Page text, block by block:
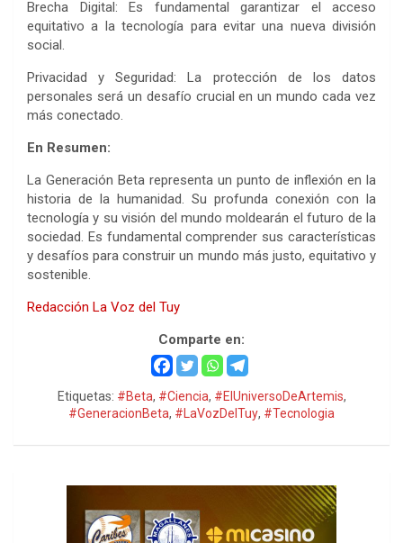
Brecha Digital: Es fundamental garantizar el acceso
equitativo a la tecnología para evitar una nueva división
social.
Privacidad y Seguridad: La protección de los datos
personales será un desafío crucial en un mundo cada vez
más conectado.
En Resumen:
La Generación Beta representa un punto de inflexión en la
historia de la humanidad. Su profunda conexión con la
tecnología y su visión del mundo moldearán el futuro de la
sociedad. Es fundamental comprender sus características
y desafíos para construir un mundo más justo, equitativo y
sostenible.
Redacción La Voz del Tuy
Comparte en:
Etiquetas: #Beta, #Ciencia, #ElUniversoDeArtemis,
#GeneracionBeta, #LaVozDelTuy, #Tecnologia